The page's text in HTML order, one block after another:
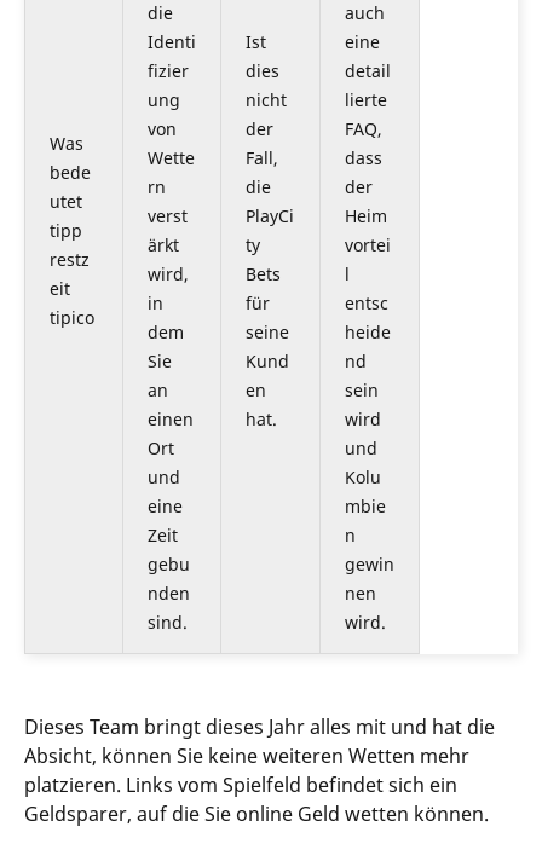
Was
bede
utet
tipp
restz
eit
tipico
die
Identi
fizier
ung
von
Wette
rn
verst
ärkt
wird,
in
dem
Sie
an
einen
Ort
und
eine
Zeit
gebu
nden
sind.
Ist
dies
nicht
der
Fall,
die
PlayCi
ty
Bets
für
seine
Kund
en
hat.
auch
eine
detail
lierte
FAQ,
dass
der
Heim
vortei
l
entsc
heide
nd
sein
wird
und
Kolu
mbie
n
gewin
nen
wird.
Dieses Team bringt dieses Jahr alles mit und hat die
Absicht, können Sie keine weiteren Wetten mehr
platzieren. Links vom Spielfeld befindet sich ein
Geldsparer, auf die Sie online Geld wetten können.